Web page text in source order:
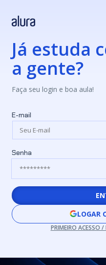
Já estuda
a gente?
Faça seu login e boa aula!
E-mail
Senha
LOGAR
PRIMEIRO ACESSO